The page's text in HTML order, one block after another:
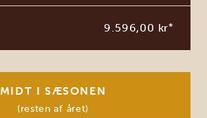
9.596,00 kr*
MIDT I SÆSONEN
(resten af året)